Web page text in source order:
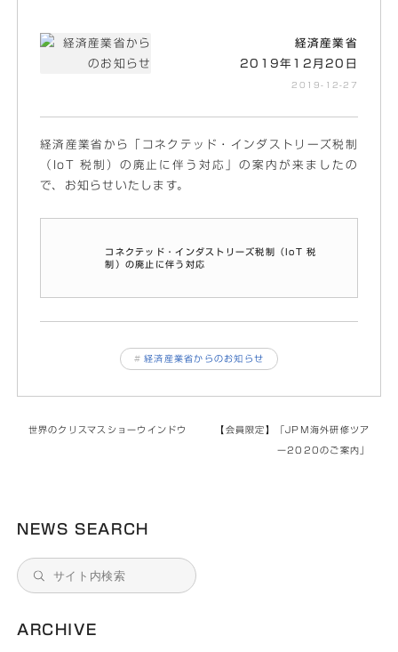
経済産業省
2019年12月20日
2019-12-27
経済産業省から「コネクテッド・インダストリーズ税制
（IoT 税制）の廃止に伴う対応」の案内が来ましたの
で、お知らせいたします。
コネクテッド・インダストリーズ税制（IoT 税
制）の廃止に伴う対応
# 経済産業省からのお知らせ
世界のクリスマスショーウインドウ 【会員限定】「JPM海外研修ツア
ー2020のご案内」
NEWS SEARCH
ARCHIVE